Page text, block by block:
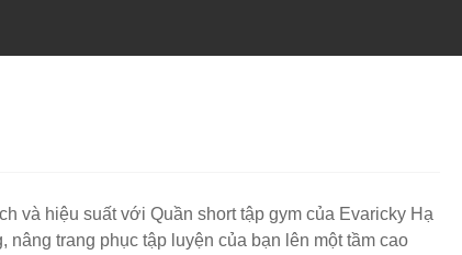
và hiệu suất với Quần short tập gym của Evaricky Hạ
trang phục tập luyện của bạn lên một tầm cao